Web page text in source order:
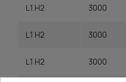
L1 H2 3000
L1 H2 3000
L1 H2 3000